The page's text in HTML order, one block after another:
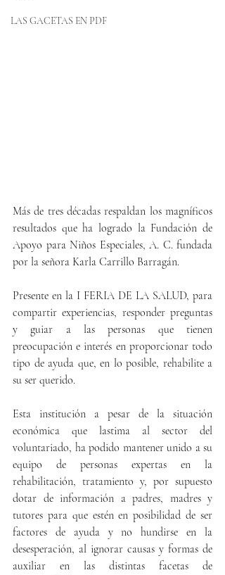
LAS GACETAS EN PDF
Más de tres décadas respaldan los magníficos
resultados que ha logrado la Fundación de
Apoyo para Niños Especiales, A. C. fundada
por la señora Karla Carrillo Barragán.
Presente en la I FERIA DE LA SALUD, para
compartir experiencias, responder preguntas
y guiar a las personas que tienen
preocupación e interés en proporcionar todo
tipo de ayuda que, en lo posible, rehabilite a
su ser querido.
Esta institución a pesar de la situación
económica que lastima al sector del
voluntariado, ha podido mantener unido a su
equipo de personas expertas en la
rehabilitación, tratamiento y, por supuesto
dotar de información a padres, madres y
tutores para que estén en posibilidad de ser
factores de ayuda y no hundirse en la
desesperación, al ignorar causas y formas de
auxiliar en las distintas facetas de